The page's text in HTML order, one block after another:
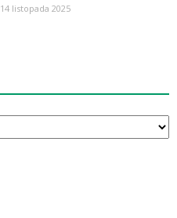
14 listopada 2025